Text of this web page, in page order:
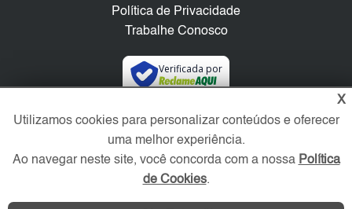
Política de Privacidade
Trabalhe Conosco
Verificada por
Redes Sociais
X
Utilizamos cookies para personalizar conteúdos e oferecer
uma melhor experiência.
Ao navegar neste site, você concorda com a nossa Política
de Cookies.